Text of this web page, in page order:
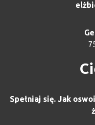
Spełniaj się. Jak